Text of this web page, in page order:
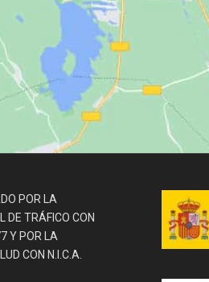
POR LA
DE TRÁFICO CON
Y POR LA
CON N.I.C.A.